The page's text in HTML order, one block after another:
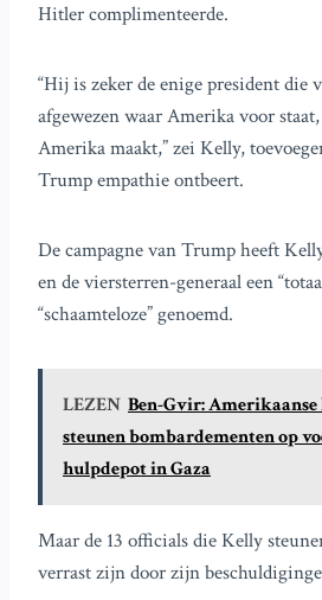
Hitler complimenteerde.
“Hij is zeker de enige president die
afgewezen waar Amerika voor
Amerika maakt,” zei Kelly,
Trump empathie ontbeert.
De campagne van Trump heeft
en de viersterren-generaal een
“schaamteloze” genoemd.
LEZEN Ben-Gvir:
steunen bombardementen op
hulpdepot in Gaza
Maar de 13 officials die Kelly
verrast zijn door zijn